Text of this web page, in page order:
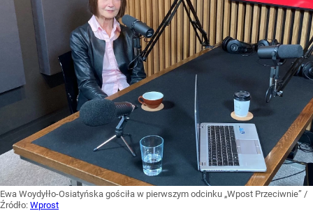
Ewa Woydyłło-Osiatyńska gościła w pierwszym odcinku „Wpost Przeciwnie” /
Źródło: Wprost